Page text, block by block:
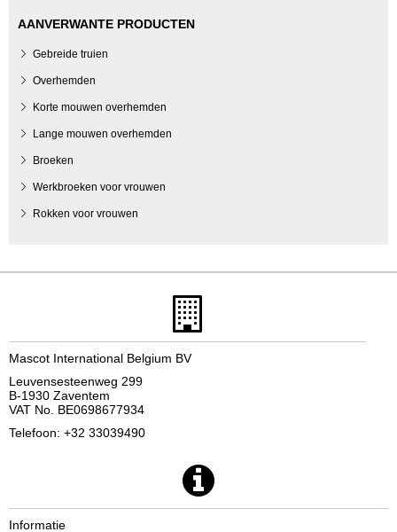
AANVERWANTE PRODUCTEN
Gebreide truien
Overhemden
Korte mouwen overhemden
Lange mouwen overhemden
Broeken
Werkbroeken voor vrouwen
Rokken voor vrouwen
Mascot International Belgium BV
Leuvensesteenweg 299
B-1930 Zaventem
VAT No. BE0698677934
Telefoon: +32 33039490
Informatie